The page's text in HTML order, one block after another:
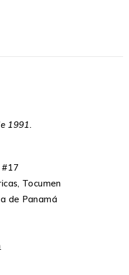
1991.
#17
Tocumen
de Panamá